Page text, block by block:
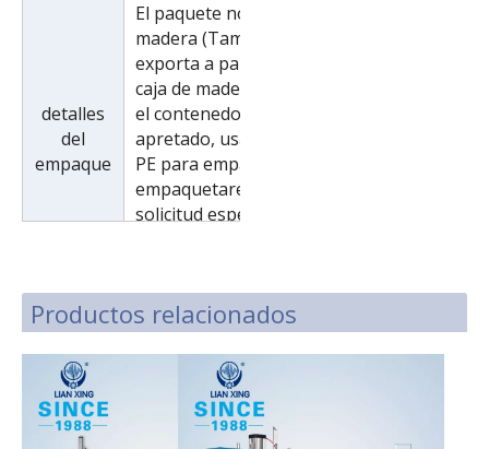
detalles
del
empaque
El paquete normal es una caja de
madera (Tamaño: L*W*H).Si se
exporta a países europeos, la
caja de madera será fumigada. Si
el contenedor es demasiado
apretado, usaremos película de
PE para empacar o lo
empaquetaremos según la
solicitud especial del cliente.
Productos relacionados